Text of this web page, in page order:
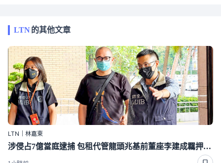
LTN的其他文章
LTN｜林嘉東
涉侵占7億當庭逮捕 包租代管龍頭兆基前董座李建成羈押禁見